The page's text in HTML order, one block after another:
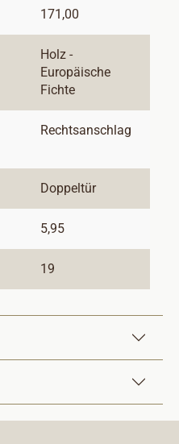
171,00
Holz -
Europäische
Fichte
Rechtsanschlag
Doppeltür
5,95
19